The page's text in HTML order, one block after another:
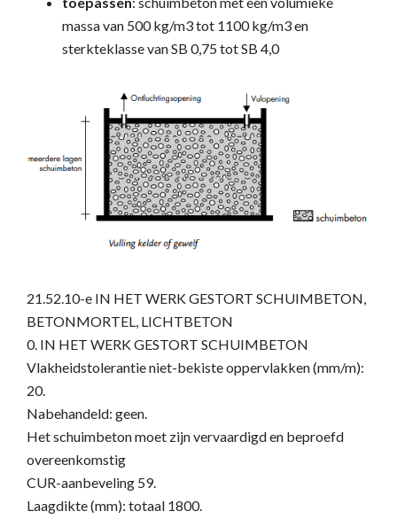
massa van 500 kg/m3 tot 1100 kg/m3 en
sterkteklasse van SB 0,75 tot SB 4,0
21.52.10-e IN HET WERK GESTORT SCHUIMBETON,
BETONMORTEL, LICHTBETON
0. IN HET WERK GESTORT SCHUIMBETON
Vlakheidstolerantie niet-bekiste oppervlakken (mm/m):
20.
Nabehandeld: geen.
Het schuimbeton moet zijn vervaardigd en beproefd
overeenkomstig
CUR-aanbeveling 59.
Laagdikte (mm): totaal 1800.